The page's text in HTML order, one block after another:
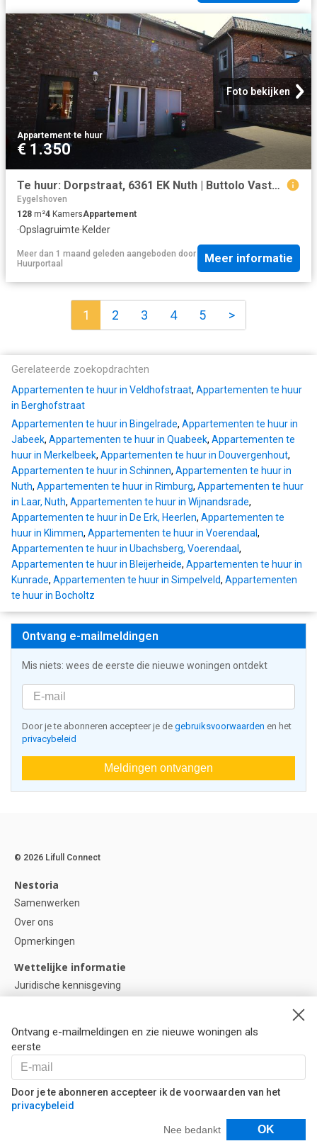
Foto bekijken
Appartement·te huur
€ 1.350
Te huur: Dorpstraat, 6361 EK Nuth | Buttolo Vastgoed
Eygelshoven
128 m²4 KamersAppartement
·Opslagruimte·Kelder
Meer dan 1 maand geleden aangeboden door
Huurportaal
Meer informatie
1 2 3 4 5 >
Gerelateerde zoekopdrachten
Appartementen te huur in Veldhofstraat, Appartementen te huur
in Berghofstraat
Appartementen te huur in Bingelrade, Appartementen te huur in
Jabeek, Appartementen te huur in Quabeek, Appartementen te
huur in Merkelbeek, Appartementen te huur in Douvergenhout,
Appartementen te huur in Schinnen, Appartementen te huur in
Nuth, Appartementen te huur in Rimburg, Appartementen te huur
in Laar, Nuth, Appartementen te huur in Wijnandsrade,
Appartementen te huur in De Erk, Heerlen, Appartementen te
huur in Klimmen, Appartementen te huur in Voerendaal,
Appartementen te huur in Ubachsberg, Voerendaal,
Appartementen te huur in Bleijerheide, Appartementen te huur in
Kunrade, Appartementen te huur in Simpelveld, Appartementen
te huur in Bocholtz
Ontvang e-mailmeldingen
Mis niets: wees de eerste die nieuwe woningen ontdekt
Door je te abonneren accepteer je de gebruiksvoorwaarden en het
privacybeleid
Meldingen ontvangen
Ontvang e-mailmeldingen en zie nieuwe woningen als
eerste
Door je te abonneren accepteer ik de voorwaarden van het
privacybeleid
Nee bedankt OK
Filters
© 2026 Lifull Connect
Nestoria
Samenwerken
Over ons
Opmerkingen
Wettelijke informatie
Juridische kennisgeving
Cookie instellingen
Help
Vragen
Onze partners